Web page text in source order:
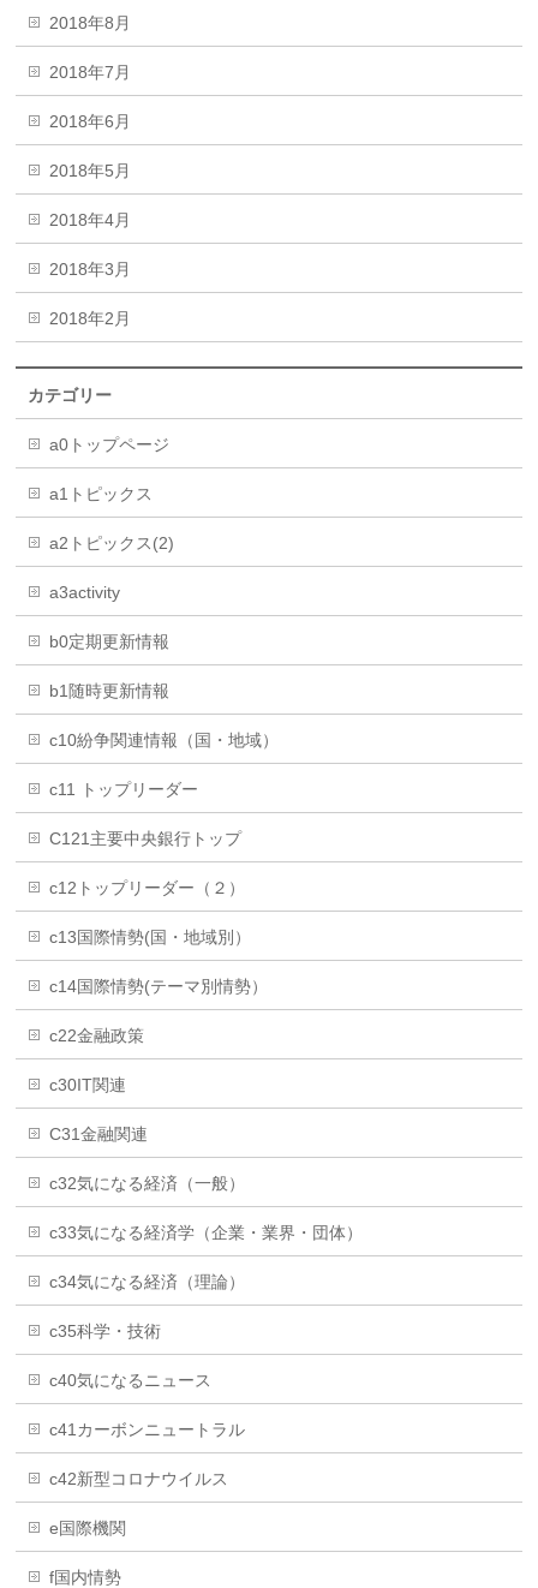
2018年8月
2018年7月
2018年6月
2018年5月
2018年4月
2018年3月
2018年2月
カテゴリー
a0トップページ
a1トピックス
a2トピックス(2)
a3activity
b0定期更新情報
b1随時更新情報
c10紛争関連情報（国・地域）
c11 トップリーダー
C121主要中央銀行トップ
c12トップリーダー（２）
c13国際情勢(国・地域別）
c14国際情勢(テーマ別情勢）
c22金融政策
c30IT関連
C31金融関連
c32気になる経済（一般）
c33気になる経済学（企業・業界・団体）
c34気になる経済（理論）
c35科学・技術
c40気になるニュース
c41カーボンニュートラル
c42新型コロナウイルス
e国際機関
f国内情勢